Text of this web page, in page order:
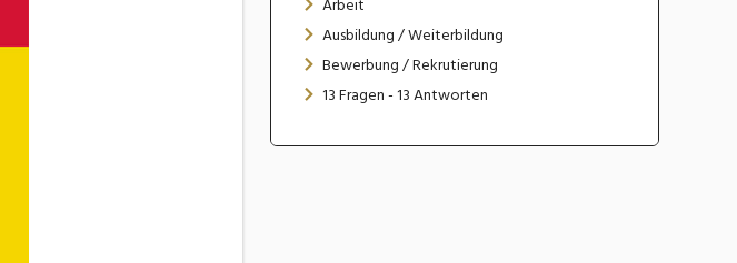
Ausbildung / Weiterbildung
Bewerbung / Rekrutierung
13 Fragen - 13 Antworten